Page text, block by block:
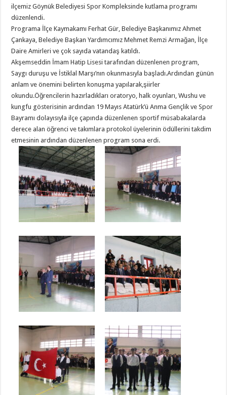
SPOR
İLÇEMİZDE
DÜZENLENEN
ETKİNLİKLE
KUTLANDI
ilçemiz Göynük Belediyesi Spor Kompleksinde kutlama programı
düzenlendi.
Programa İlçe Kaymakamı Ferhat Gür, Belediye Başkanımız Ahmet
Çankaya, Belediye Başkan Yardımcımız Mehmet Remzi Armağan, İlçe
Daire Amirleri ve çok sayıda vatandaş katıldı.
Akşemseddin İmam Hatip Lisesi tarafından düzenlenen program,
Saygı duruşu ve İstiklal Marşı’nın okunmasıyla başladı.Ardından günün
anlam ve önemini belirten konuşma yapılarak,şiirler
okundu.Öğrencilerin hazırladıkları oratoryo, halk oyunları, Wushu ve
kungfu gösterisinin ardından 19 Mayıs Atatürk’ü Anma Gençlik ve Spor
Bayramı dolayısıyla ilçe çapında düzenlenen sportif müsabakalarda
derece alan öğrenci ve takımlara protokol üyelerinin ödüllerini takdim
etmesinin ardından düzenlenen program sona erdi.